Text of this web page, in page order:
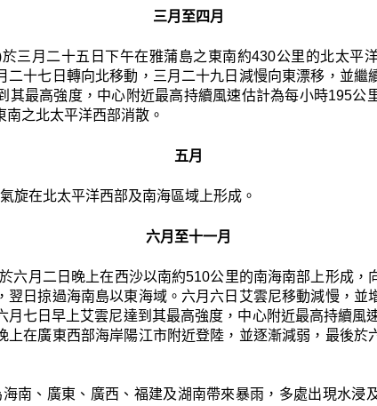
三月至四月
三月二十五日下午在雅蒲島之東南約430公里的北太平
二十七日轉向北移動，三月二十九日減慢向東漂移，並繼
其最高強度，中心附近最高持續風速估計為每小時195公
之北太平洋西部消散。
五月
旋在北太平洋西部及南海區域上形成。
六月至十一月
六月二日晚上在西沙以南約510公里的南海南部上形成，
翌日掠過海南島以東海域。六月六日艾雲尼移動減慢，並
月七日早上艾雲尼達到其最高強度，中心附近最高持續風
上在廣東西部海岸陽江市附近登陸，並逐漸減弱，最後於
南、廣東、廣西、福建及湖南帶來暴雨，多處出現水浸